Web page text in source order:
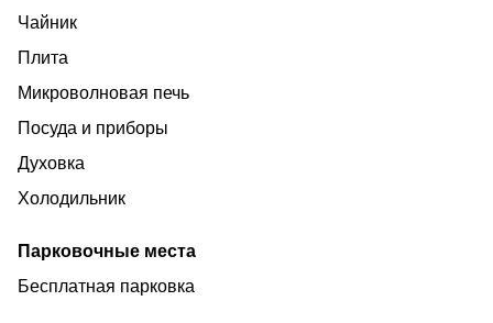
Чайник
Плита
Микроволновая печь
Посуда и приборы
Духовка
Холодильник
Парковочные места
Бесплатная парковка